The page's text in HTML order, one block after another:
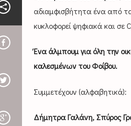
αδιαμφισβήτητα ένα από
κυκλοφορεί ψηφιακά και
Ένα άλμπουμ για όλη την
καλεσμένων του Φοίβου.
Συμμετέχουν (αλφαβητικά):
Δήμητρα Γαλάνη, Σπύρος